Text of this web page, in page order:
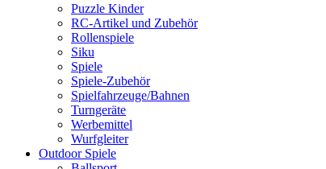
Puzzle Kinder
RC-Artikel und Zubehör
Rollenspiele
Siku
Spiele
Spiele-Zubehör
Spielfahrzeuge/Bahnen
Turngeräte
Werbemittel
Wurfgleiter
Outdoor Spiele